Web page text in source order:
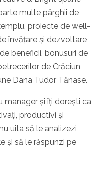
multe pârghii de
proiecte de well-
învățare și dezvoltare
beneficii, bonusuri de
de Crăciun
Dana Tudor Tănase.
manager și îți dorești ca
productivi și
uita să le analizezi
și să le răspunzi pe